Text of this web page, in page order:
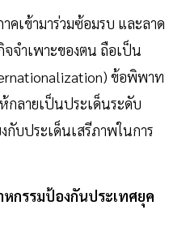
คเข้ามาร่วมซ้อมรบ และลาด
จำเพาะของตน ถือเป็น
ข้อพิพาท
กลายเป็นประเด็นระดับ
บประเด็นเสรีภาพในการ
กรรมป้องกันประเทศยุค